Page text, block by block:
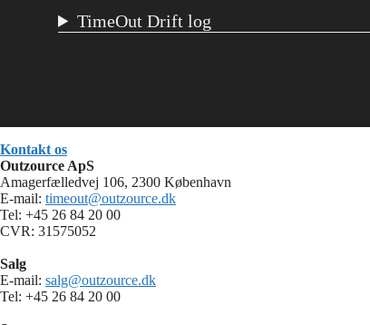
TimeOut Drift log
Kontakt os
Outzource ApS
Amagerfælledvej 106, 2300 København
E-mail: timeout@outzource.dk
Tel: +45 26 84 20 00
CVR: 31575052
Salg
E-mail: salg@outzource.dk
Tel: +45 26 84 20 00